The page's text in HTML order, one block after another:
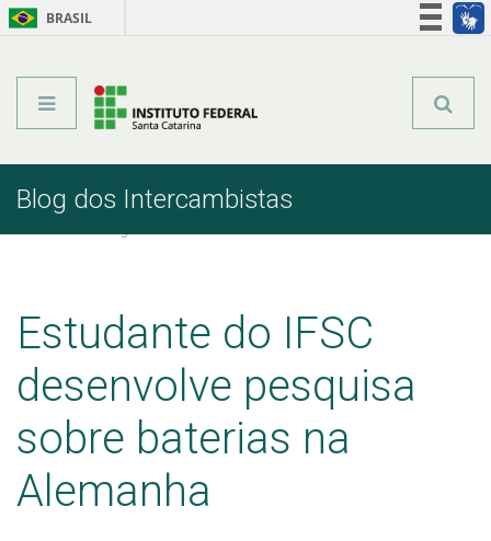
BRASIL
Blog dos Intercambistas
Início Comunicação
Blog dos Intercambistas
Estudante do IFSC
desenvolve pesquisa
sobre baterias na
Alemanha